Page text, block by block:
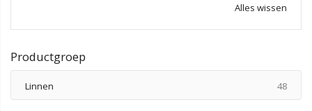
Alles wissen
Productgroep
Linnen 48